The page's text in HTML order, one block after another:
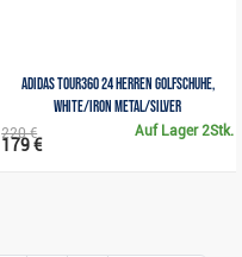
Adidas Tour360 24 Herren Golfschuhe,
white/iron metal/silver
Auf Lager 2Stk.
220 €
179 €